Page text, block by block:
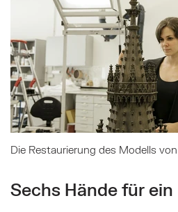
Die Restaurierung des Modells
Sechs Hände für ein